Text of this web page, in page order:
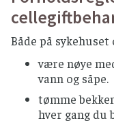
Både på
være nøye
vann og såpe.
tømme
hver gang du